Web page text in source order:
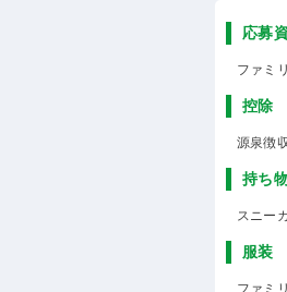
応募
ファミ
控除
源泉徴
持ち
スニー
服装
ファミ